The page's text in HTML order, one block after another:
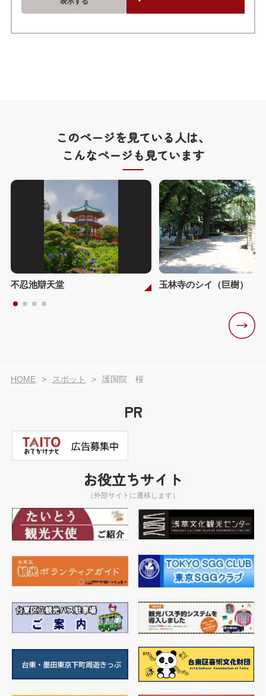
このページを見ている人は、
こんなページも見ています
不忍池辯天堂 玉林寺のシイ（巨樹）
HOME スポット 護国院 桜
PR
お役立ちサイト
（外部サイトに遷移します）